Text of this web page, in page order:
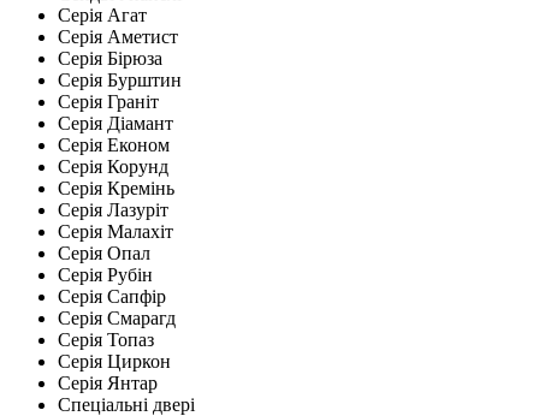
Серія Агат
Серія Аметист
Серія Бірюза
Серія Бурштин
Серія Граніт
Серія Діамант
Серія Економ
Серія Корунд
Серія Кремінь
Серія Лазуріт
Серія Малахіт
Серія Опал
Серія Рубін
Серія Сапфір
Серія Смарагд
Серія Топаз
Серія Циркон
Серія Янтар
Спеціальні двері